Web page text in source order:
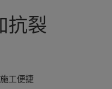
抗裂
工便捷